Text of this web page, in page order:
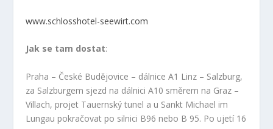
www.schlosshotel-seewirt.com
Jak se tam dostat:
Praha – České Budějovice – dálnice A1 Linz – Salzburg,
za Salzburgem sjezd na dálnici A10 směrem na Graz –
Villach, projet Tauernský tunel a u Sankt Michael im
Lungau pokračovat po silnici B96 nebo B 95. Po ujetí 16